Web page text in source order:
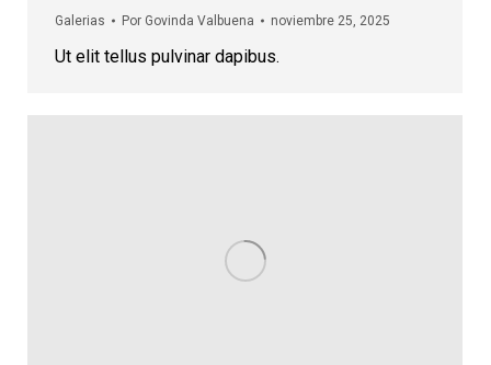
Galerias Por Govinda Valbuena noviembre 25, 2025
Ut elit tellus pulvinar dapibus.